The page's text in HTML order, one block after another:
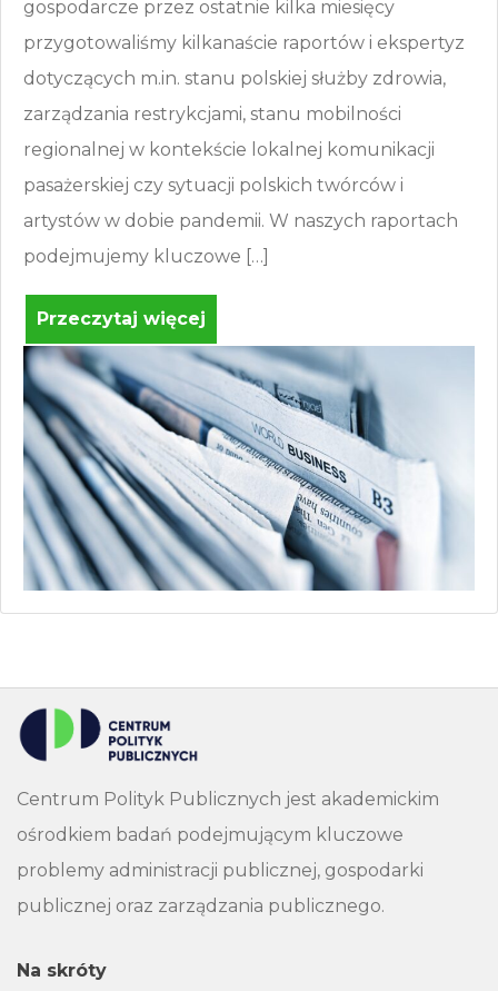
gospodarcze przez ostatnie kilka miesięcy
przygotowaliśmy kilkanaście raportów i ekspertyz
dotyczących m.in. stanu polskiej służby zdrowia,
zarządzania restrykcjami, stanu mobilności
regionalnej w kontekście lokalnej komunikacji
pasażerskiej czy sytuacji polskich twórców i
artystów w dobie pandemii. W naszych raportach
podejmujemy kluczowe […]
Przeczytaj więcej
Centrum Polityk Publicznych jest akademickim
ośrodkiem badań podejmującym kluczowe
problemy administracji publicznej, gospodarki
publicznej oraz zarządzania publicznego.
Na skróty